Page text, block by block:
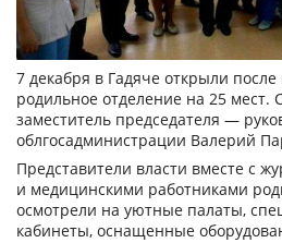
7 декабря в Гадяче открыли
родильное отделение на 25 мест.
заместитель председателя —
облгосадминистрации Валерий
Представители власти вместе с
и медицинскими работниками
осмотрели на уютные палаты,
кабинеты, оснащенные